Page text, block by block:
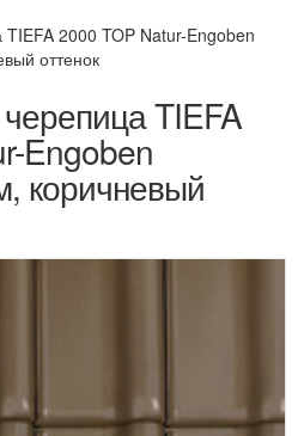
2000 TOP Natur-Engoben
оттенок
TIEFA
Engoben
коричневый